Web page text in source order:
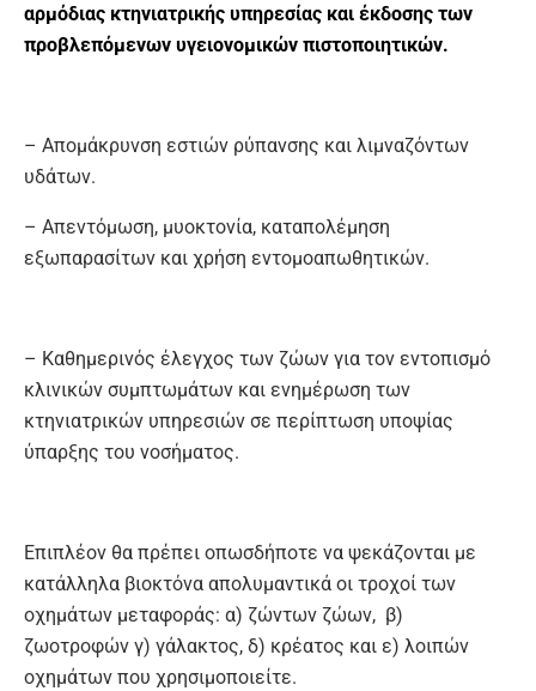
αρμόδιας κτηνιατρικής υπηρεσίας και έκδοσης των
προβλεπόμενων υγειονομικών πιστοποιητικών.
– Απομάκρυνση εστιών ρύπανσης και λιμναζόντων
υδάτων.
– Απεντόμωση, μυοκτονία, καταπολέμηση
εξωπαρασίτων και χρήση εντομοαπωθητικών.
– Καθημερινός έλεγχος των ζώων για τον εντοπισμό
κλινικών συμπτωμάτων και ενημέρωση των
κτηνιατρικών υπηρεσιών σε περίπτωση υποψίας
ύπαρξης του νοσήματος.
Επιπλέον θα πρέπει οπωσδήποτε να ψεκάζονται με
κατάλληλα βιοκτόνα απολυμαντικά οι τροχοί των
οχημάτων μεταφοράς: α) ζώντων ζώων, β)
ζωοτροφών γ) γάλακτος, δ) κρέατος και ε) λοιπών
οχημάτων που χρησιμοποιείτε.